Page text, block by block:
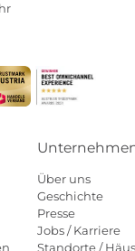
Über uns
Geschichte
Presse
Jobs / Karriere
Standorte /